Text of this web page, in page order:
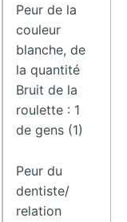
Peur de la
couleur
blanche, de
la quantité
Bruit de la
roulette : 1
de gens (1)
Peur du
dentiste/
relation